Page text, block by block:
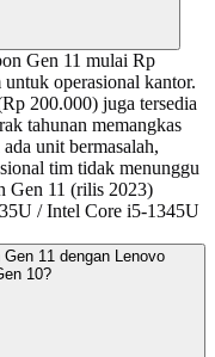
Gen 11 mulai Rp
operasional kantor.
200.000) juga tersedia
tahunan memangkas
unit bermasalah,
tim tidak menunggu
Gen 11 (rilis 2023)
/ Intel Core i5-1345U
11 dengan Lenovo
10?